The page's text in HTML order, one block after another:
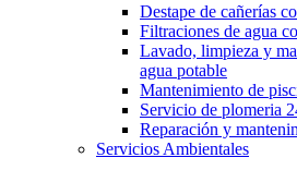
Destape de cañerías
Filtraciones de agua
Lavado, limpieza y
agua potable
Mantenimiento de
Servicio de plomeria
Reparación y
Servicios Ambientales